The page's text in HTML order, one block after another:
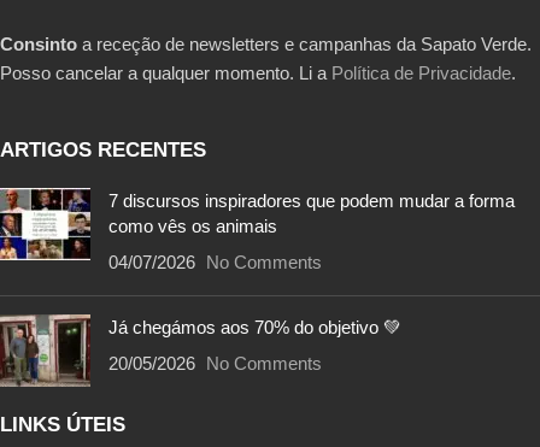
Consinto a receção de newsletters e campanhas da Sapato Verde.
Posso cancelar a qualquer momento. Li a Política de Privacidade.
ARTIGOS RECENTES
7 discursos inspiradores que podem mudar a forma
como vês os animais
04/07/2026 No Comments
Já chegámos aos 70% do objetivo 💚
20/05/2026 No Comments
LINKS ÚTEIS